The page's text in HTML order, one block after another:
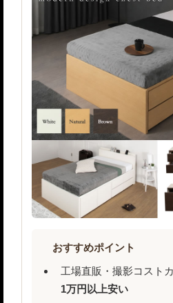
おすすめポイント
工場直販・撮影コスト
1万円以上安い